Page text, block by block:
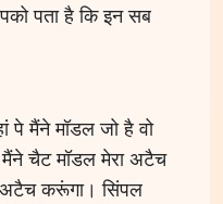
पता है कि इन सब
पे मैंने मॉडल जो है वो
मैंने चैट मॉडल मेरा अटैच
अटैच करूंगा। सिंपल